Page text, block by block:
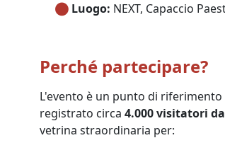
Luogo: NEXT, Capaccio
Perché partecipare?
L'evento è un punto di
registrato circa 4.000 visitatori
vetrina straordinaria per: